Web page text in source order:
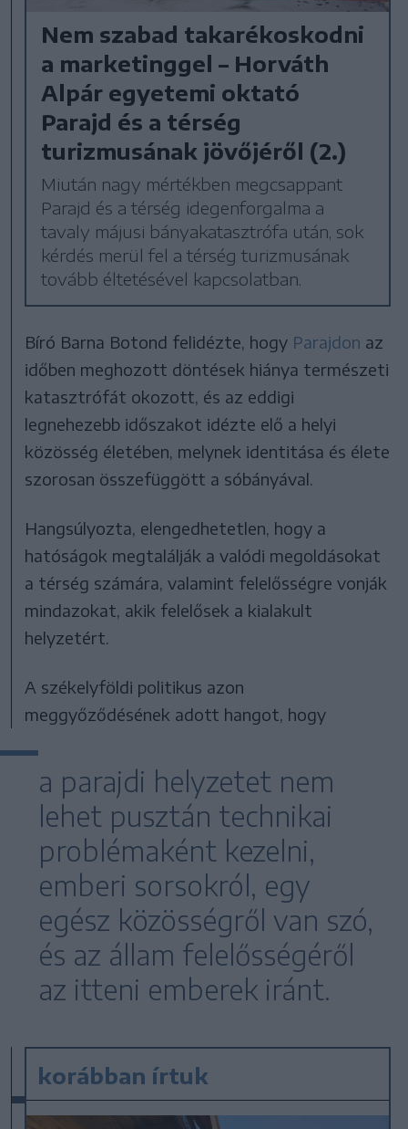
Nem szabad takarékoskodni
a marketinggel – Horváth
Alpár egyetemi oktató
Parajd és a térség
turizmusának jövőjéről (2.)
Miután nagy mértékben megcsappant
Parajd és a térség idegenforgalma a
tavaly májusi bányakatasztrófa után, sok
kérdés merül fel a térség turizmusának
tovább éltetésével kapcsolatban.
Bíró Barna Botond felidézte, hogy Parajdon az
időben meghozott döntések hiánya természeti
katasztrófát okozott, és az eddigi
legnehezebb időszakot idézte elő a helyi
közösség életében, melynek identitása és élete
szorosan összefüggött a sóbányával.
Hangsúlyozta, elengedhetetlen, hogy a
hatóságok megtalálják a valódi megoldásokat
a térség számára, valamint felelősségre vonják
mindazokat, akik felelősek a kialakult
helyzetért.
A székelyföldi politikus azon
meggyőződésének adott hangot, hogy
a parajdi helyzetet nem
lehet pusztán technikai
problémaként kezelni,
emberi sorsokról, egy
egész közösségről van szó,
és az állam felelősségéről
az itteni emberek iránt.
korábban írtuk